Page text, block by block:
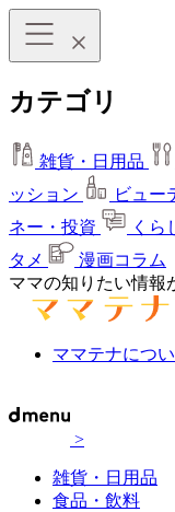
カテゴリ
雑貨・日用品
ッション
ビュー
ネー・投資
くら
タメ
漫画コラム
ママの知りたい情報
ママテナにつ
>
雑貨・日用品
食品・飲料